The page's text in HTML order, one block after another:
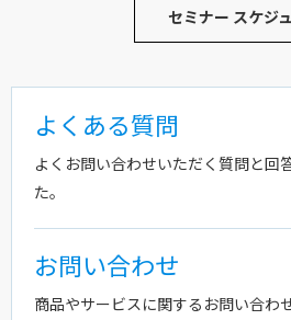
セミナー スケジ
よくある質問
よくお問い合わせいただく質問と回
た。
お問い合わせ
商品やサービスに関するお問い合わ